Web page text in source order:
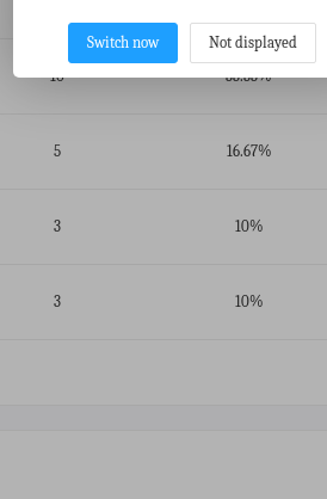
10 33.33%
5 16.67%
3 10%
3 10%
Switch now Not displayed